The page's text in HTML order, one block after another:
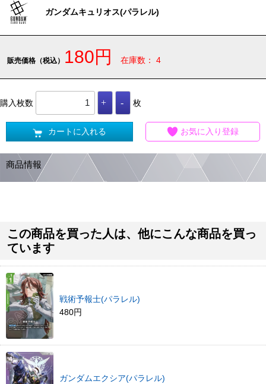
ガンダムキュリオス(パラレル)
販売価格（税込） 180円 在庫数： 4
購入枚数 枚
カートに入れる お気に入り登録
商品情報
この商品を買った人は、他にこんな商品を買っ
ています
戦術予報士(パラレル)
480円
ガンダムエクシア(パラレル)